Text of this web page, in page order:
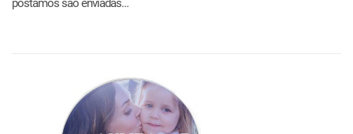
postamos são enviadas…